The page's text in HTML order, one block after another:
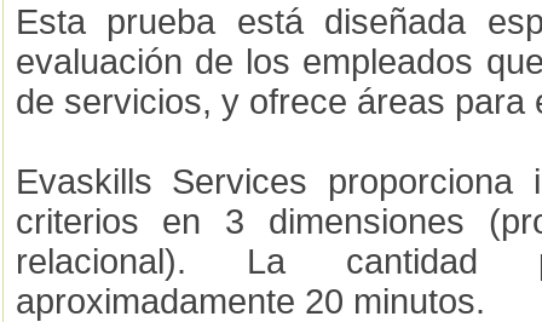
Esta prueba está diseñada
evaluación de los empleados
de servicios, y ofrece áreas para
Evaskills Services proporciona
criterios en 3 dimensiones
relacional). La
aproximadamente 20 minutos.